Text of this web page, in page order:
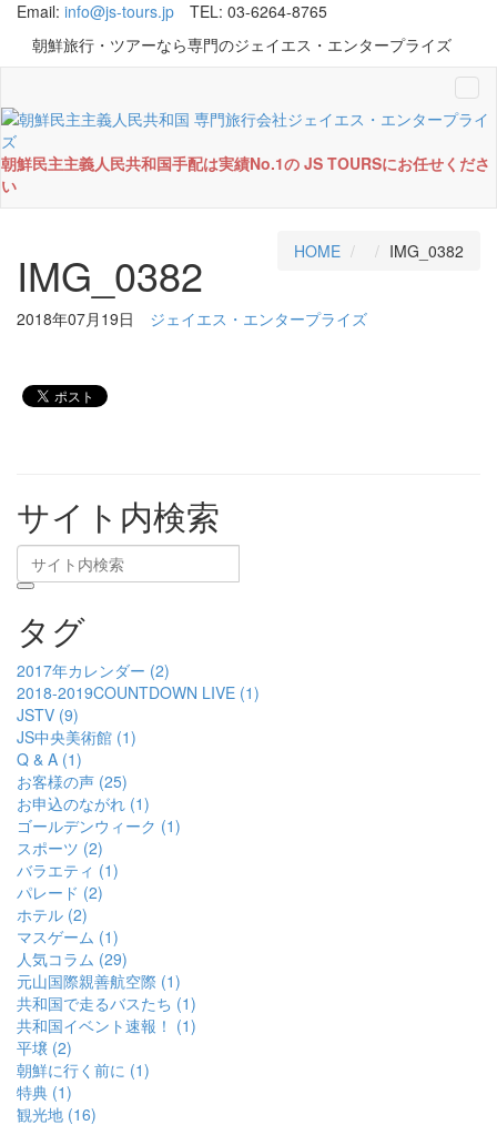
Email: info@js-tours.jp
TEL: 03-6264-8765
朝鮮旅行・ツアーなら専門のジェイエス・エンタープライズ
朝鮮民主主義人民共和国手配は実績No.1の JS TOURSにお任せくださ
い
IMG_0382 HOME IMG_0382
2018年07月19日 ジェイエス・エンタープライズ
サイト内検索
タグ
2017年カレンダー (2)
2018-2019COUNTDOWN LIVE (1)
JSTV (9)
JS中央美術館 (1)
Q & A (1)
お客様の声 (25)
お申込のながれ (1)
ゴールデンウィーク (1)
スポーツ (2)
バラエティ (1)
パレード (2)
ホテル (2)
マスゲーム (1)
人気コラム (29)
元山国際親善航空際 (1)
共和国で走るバスたち (1)
共和国イベント速報！ (1)
平壌 (2)
朝鮮に行く前に (1)
特典 (1)
観光地 (16)